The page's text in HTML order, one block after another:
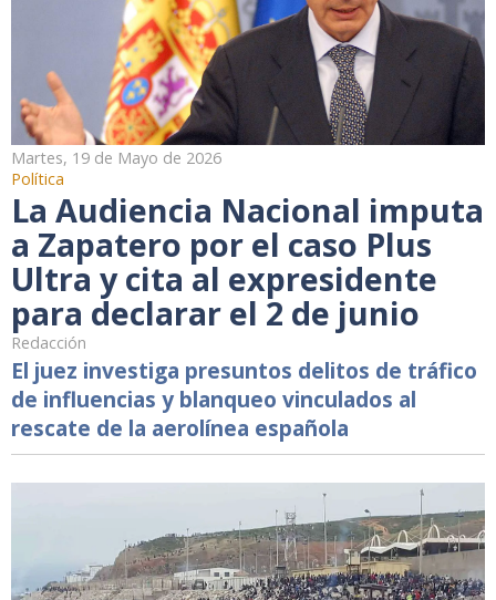
Martes, 19 de Mayo de 2026
Política
La Audiencia Nacional imputa
a Zapatero por el caso Plus
Ultra y cita al expresidente
para declarar el 2 de junio
Redacción
El juez investiga presuntos delitos de tráfico
de influencias y blanqueo vinculados al
rescate de la aerolínea española